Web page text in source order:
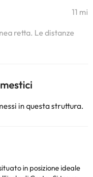
11 mi
retta. Le distanze
in questa struttura.
in posizione ideale